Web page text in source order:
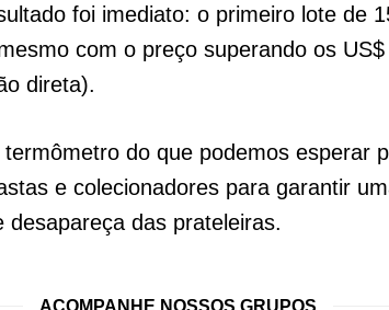
foi imediato: o primeiro lote de
com o preço superando os
direta).
do que podemos esperar
e colecionadores para garantir
desapareça das prateleiras.